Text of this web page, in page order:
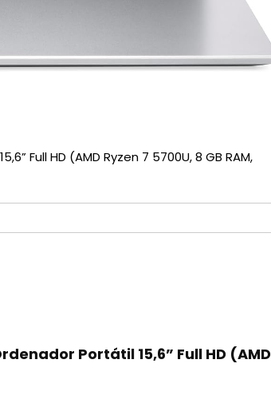
Full HD (‎AMD Ryzen 7 5700U, 8 GB RAM,
Portátil 15,6” Full HD (‎AMD